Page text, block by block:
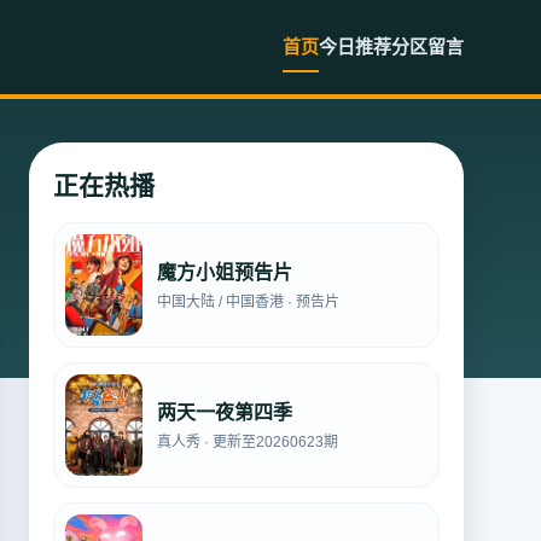
首页今日推荐分区留言
正在热播
魔方小姐预告片
中国大陆 / 中国香港 · 预告片
两天一夜第四季
真人秀 · 更新至20260623期